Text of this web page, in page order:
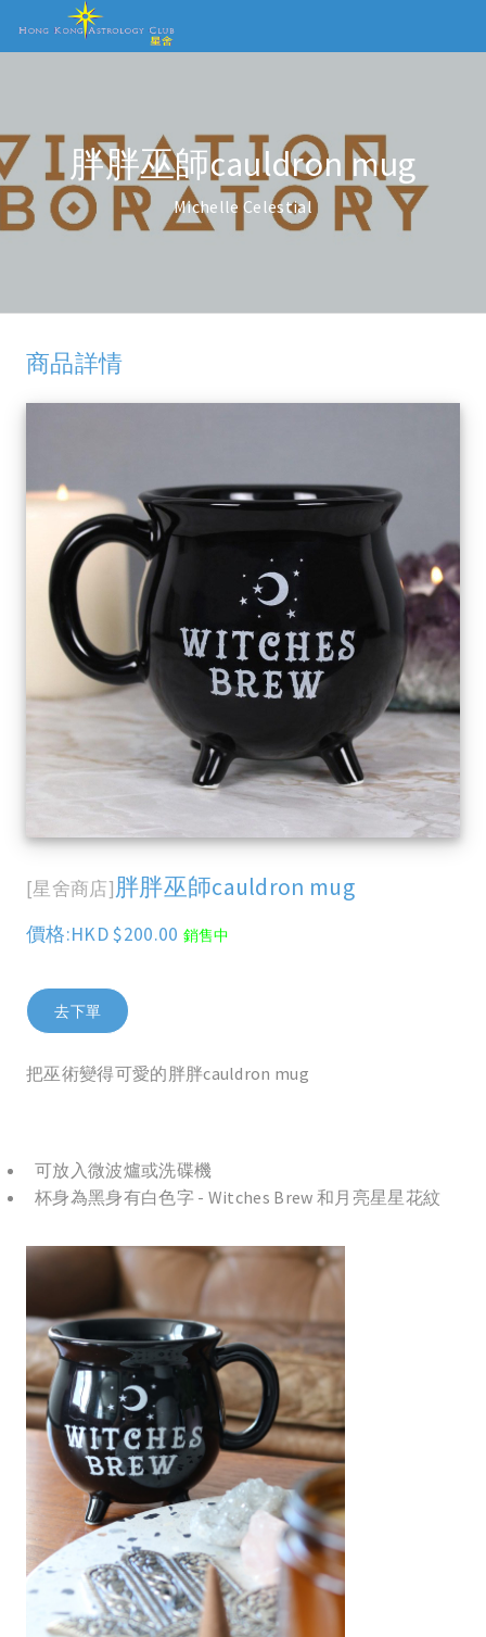
胖胖巫師cauldron mug
Michelle Celestial
商品詳情
[星舍商店]胖胖巫師cauldron mug
價格:HKD $200.00 銷售中
去下單
把巫術變得可愛的胖胖cauldron mug
可放入微波爐或洗碟機
杯身為黑身有白色字 - Witches Brew 和月亮星星花紋